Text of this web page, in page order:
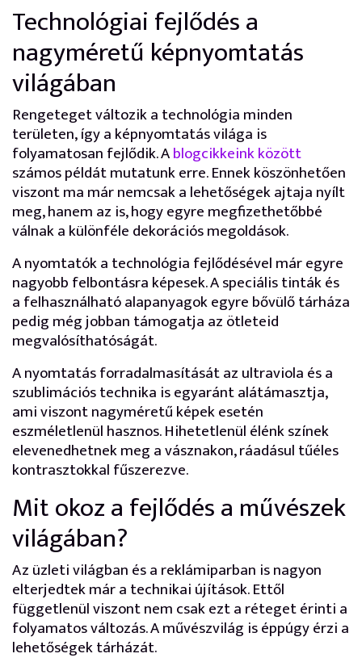
Technológiai fejlődés a
nagyméretű képnyomtatás
világában
Rengeteget változik a technológia minden
területen, így a képnyomtatás világa is
folyamatosan fejlődik. Ablogcikkeink között
számos példát mutatunk erre. Ennek köszönhetően
viszont ma már nemcsak a lehetőségek ajtaja nyílt
meg, hanem az is, hogy egyre megfizethetőbbé
válnak a különféle dekorációs megoldások.
A nyomtatók a technológia fejlődésével már egyre
nagyobb felbontásra képesek. A speciális tinták és
a felhasználható alapanyagok egyre bővülő tárháza
pedig még jobban támogatja az ötleteid
megvalósíthatóságát.
A nyomtatás forradalmasítását az ultraviola és a
szublimációs technika is egyaránt alátámasztja,
ami viszont nagyméretű képek esetén
eszméletlenül hasznos. Hihetetlenül élénk színek
elevenedhetnek meg a vásznakon, ráadásul tűéles
kontrasztokkal fűszerezve.
Mit okoz a fejlődés a művészek
világában?
Az üzleti világban és a reklámiparban is nagyon
elterjedtek már a technikai újítások. Ettől
függetlenül viszont nem csak ezt a réteget érinti a
folyamatos változás. A művészvilág is éppúgy érzi a
lehetőségek tárházát.